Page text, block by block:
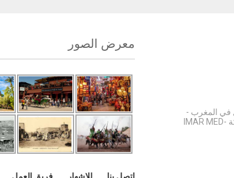
في المغرب -
تأسس في 2005 - تصدر عن شركة IMAR MED-
معرض الصور